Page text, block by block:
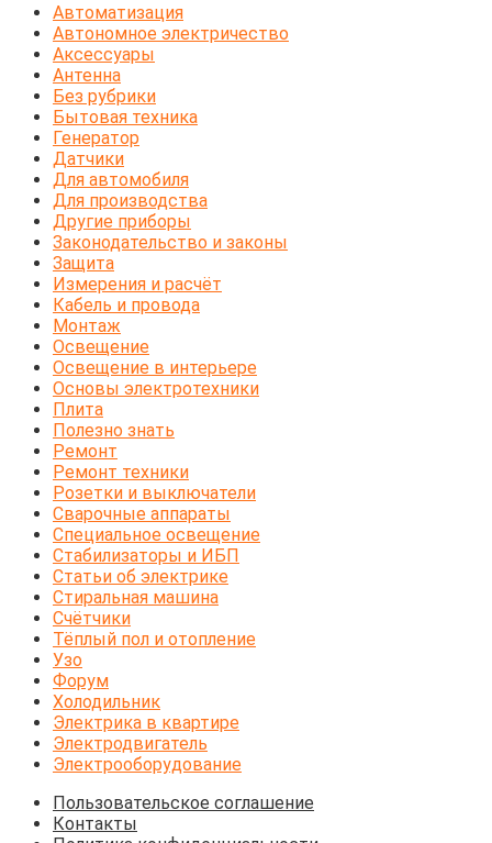
Автоматизация
Автономное электричество
Аксессуары
Антенна
Без рубрики
Бытовая техника
Генератор
Датчики
Для автомобиля
Для производства
Другие приборы
Законодательство и законы
Защита
Измерения и расчёт
Кабель и провода
Монтаж
Освещение
Освещение в интерьере
Основы электротехники
Плита
Полезно знать
Ремонт
Ремонт техники
Розетки и выключатели
Сварочные аппараты
Специальное освещение
Стабилизаторы и ИБП
Статьи об электрике
Стиральная машина
Счётчики
Тёплый пол и отопление
Узо
Форум
Холодильник
Электрика в квартире
Электродвигатель
Электрооборудование
Пользовательское соглашение
Контакты